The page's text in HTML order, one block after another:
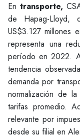
En transporte,
de Hapag-Lloyd,
US$3.127 millones
representa una
período en 2022.
tendencia
demanda por
normalización de
tarifas promedio.
relevante por
desde su filial en